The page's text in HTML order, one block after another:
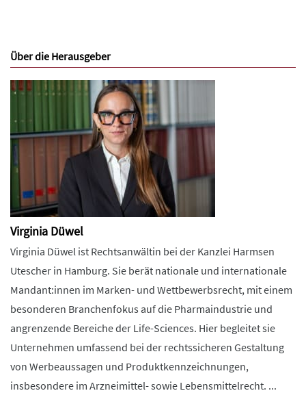
Über die Herausgeber
Virginia Düwel
Virginia Düwel ist Rechtsanwältin bei der Kanzlei Harmsen
Utescher in Hamburg. Sie berät nationale und internationale
Mandant:innen im Marken- und Wettbewerbsrecht, mit einem
besonderen Branchenfokus auf die Pharmaindustrie und
angrenzende Bereiche der Life-Sciences. Hier begleitet sie
Unternehmen umfassend bei der rechtssicheren Gestaltung
von Werbeaussagen und Produktkennzeichnungen,
insbesondere im Arzneimittel- sowie Lebensmittelrecht. ...